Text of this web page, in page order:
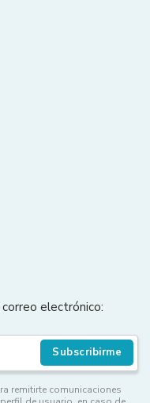
electrónico:
Subscribirme
remitirte comunicaciones